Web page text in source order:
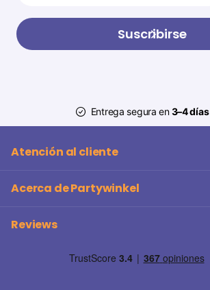
Suscribirse
Entrega segura en3–4 días
Atención al cliente
Acerca de Partywinkel
Reviews